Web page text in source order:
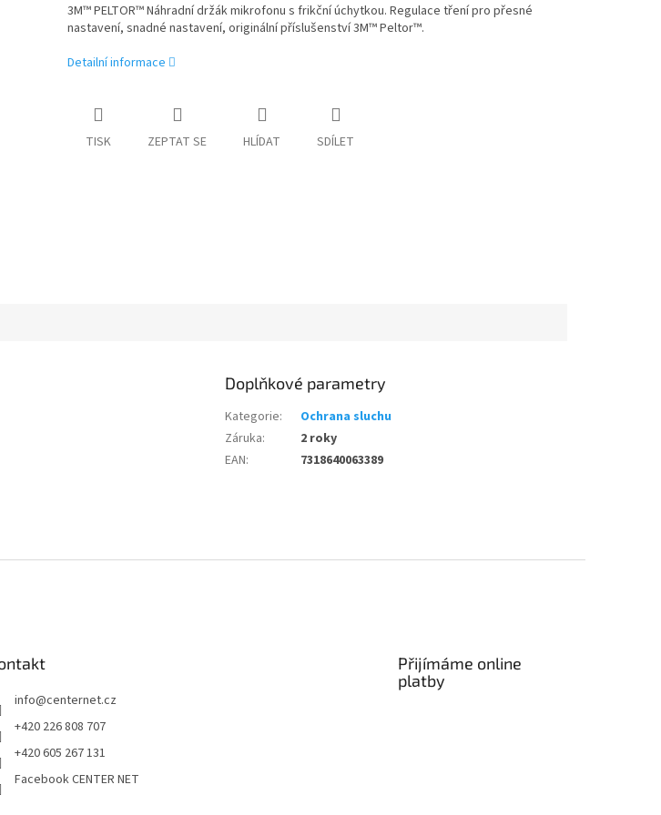
3M™ PELTOR™ Náhradní držák mikrofonu s frikční úchytkou. Regulace tření pro přesné
nastavení, snadné nastavení, originální příslušenství 3M™ Peltor™.
Detailní informace
TISK ZEPTAT SE HLÍDAT SDÍLET
Doplňkové parametry
Kategorie:
Ochrana sluchu
Záruka:
2 roky
EAN: 7318640063389
info@centernet.cz
+420 226 808 707
+420 605 267 131
Facebook CENTER NET
Přijímáme online
platby